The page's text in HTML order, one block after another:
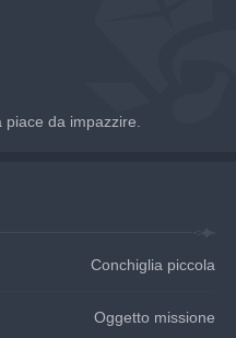
da impazzire.
Conchiglia piccola
Oggetto missione